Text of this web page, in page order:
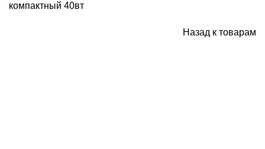
компактный 40вт
Назад к товарам